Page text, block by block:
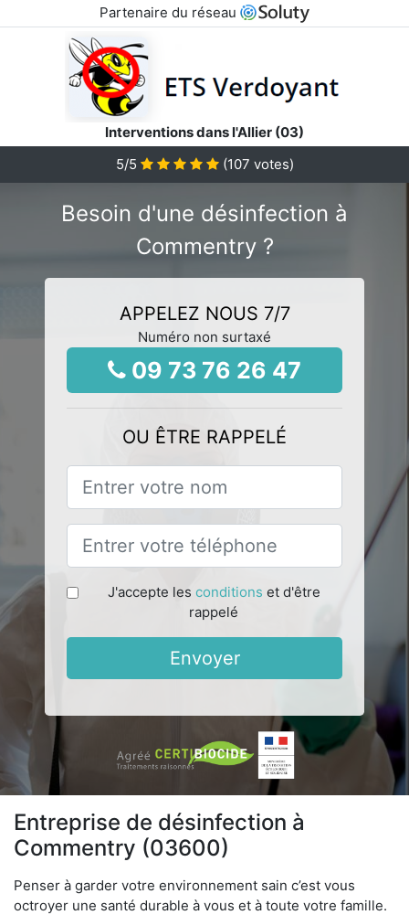
Partenaire du réseau
Interventions dans l'Allier (03)
5/5 (107 votes)
Besoin d'une désinfection à
Commentry ?
APPELEZ NOUS 7/7
Numéro non surtaxé
09 73 76 26 47
OU ÊTRE RAPPELÉ
J'accepte les conditions et d'être
rappelé
Envoyer
Entreprise de désinfection à
Commentry (03600)
Penser à garder votre environnement sain c’est vous
octroyer une santé durable à vous et à toute votre famille.